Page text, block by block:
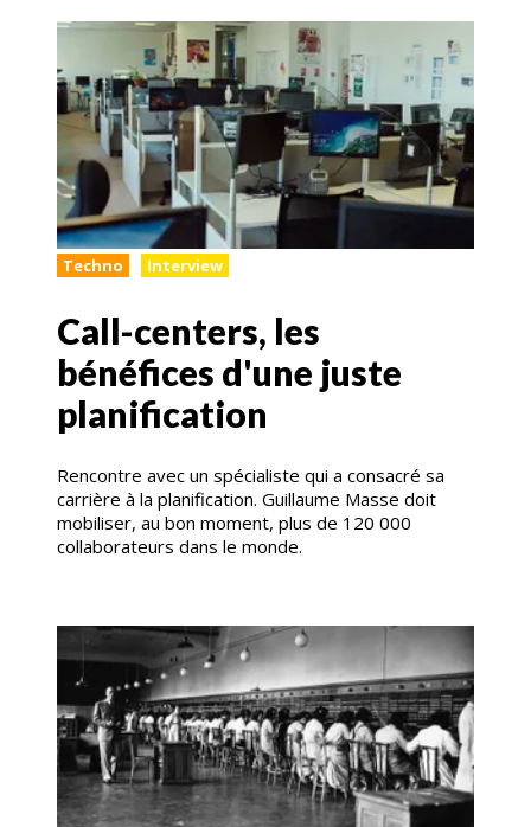
Techno Interview
Call-centers, les
bénéfices d'une juste
planification
Rencontre avec un spécialiste qui a consacré sa
carrière à la planification. Guillaume Masse doit
mobiliser, au bon moment, plus de 120 000
collaborateurs dans le monde.